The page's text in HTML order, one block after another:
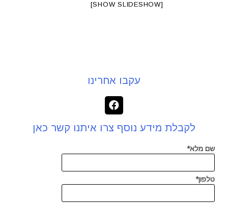
[SHOW SLIDESHOW]
עקבו אחרינו
לקבלת מידע נוסף צרו איתנו קשר כאן
שם מלא*
טלפון*